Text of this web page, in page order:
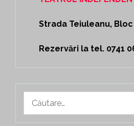
Strada Teiuleanu,
Rezervări la tel. 0741
după: